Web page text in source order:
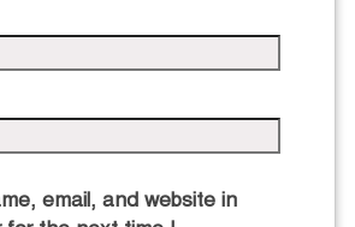
email, and website in